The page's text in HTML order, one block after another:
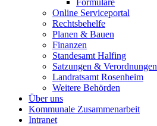
Formulare
Online Serviceportal
Rechtsbehelfe
Planen & Bauen
Finanzen
Standesamt Halfing
Satzungen & Verordnungen
Landratsamt Rosenheim
Weitere Behörden
Über uns
Kommunale Zusammenarbeit
Intranet